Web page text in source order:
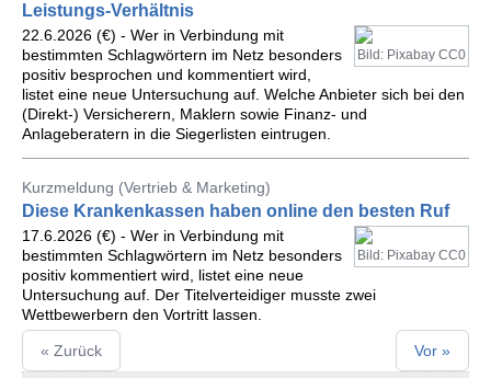
Leistungs-Verhältnis
Bild: Pixabay CC0
22.6.2026 (€) - Wer in Verbindung mit
bestimmten Schlagwörtern im Netz besonders
positiv besprochen und kommentiert wird,
listet eine neue Untersuchung auf. Welche Anbieter sich bei den
(Direkt-) Versicherern, Maklern sowie Finanz- und
Anlageberatern in die Siegerlisten eintrugen.
Kurzmeldung (Vertrieb & Marketing)
Diese Krankenkassen haben online den besten Ruf
Bild: Pixabay CC0
17.6.2026 (€) - Wer in Verbindung mit
bestimmten Schlagwörtern im Netz besonders
positiv kommentiert wird, listet eine neue
Untersuchung auf. Der Titelverteidiger musste zwei
Wettbewerbern den Vortritt lassen.
« Zurück Vor »